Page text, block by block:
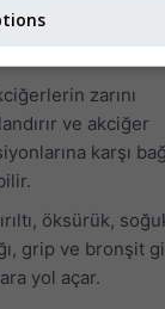
üzerinde
zarını
ve akciğer
karşı
öksürük,
grip ve bronşit
yol açar.